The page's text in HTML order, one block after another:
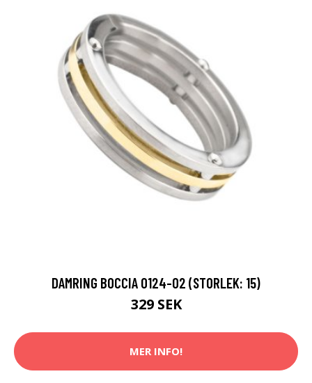
DAMRING BOCCIA 0124-02 (STORLEK: 15)
329 SEK
MER INFO!